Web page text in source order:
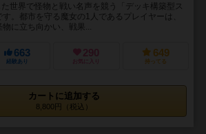
世界で怪物と戦い名声を競う「デッキ構築型ス
す。都市を守る魔女の1人であるプレイヤーは、
に立ち向かい、戦果...
663
経験あり
290
お気に入り
649
持ってる
カートに追加する
8,800円（税込）